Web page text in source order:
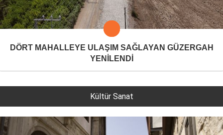
DÖRT MAHALLEYE ULAŞIM SAĞLAYAN GÜZERGAH
YENİLENDİ
Kültür Sanat